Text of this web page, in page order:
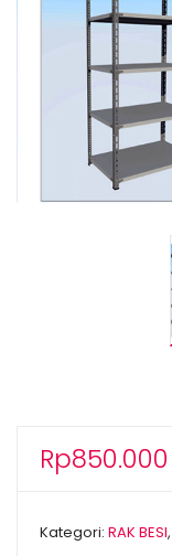
Rp850.000
Kategori: RAK BESI,